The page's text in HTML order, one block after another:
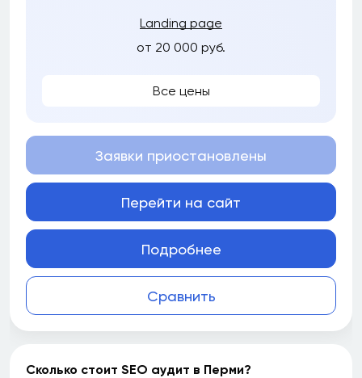
Landing page
от 20 000 руб.
Все цены
Сравнить
Заявки приостановлены
Перейти на сайт
Подробнее
Сколько стоит SEO аудит в Перми?